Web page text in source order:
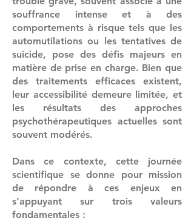
souffrance intense et à des
comportements à risque tels que les
automutilations ou les tentatives de
suicide, pose des défis majeurs en
matière de prise en charge. Bien que
des traitements efficaces existent,
leur accessibilité demeure limitée, et
les résultats des approches
psychothérapeutiques actuelles sont
souvent modérés.
Dans ce contexte, cette journée
scientifique se donne pour mission
de répondre à ces enjeux en
s’appuyant sur trois valeurs
fondamentales :